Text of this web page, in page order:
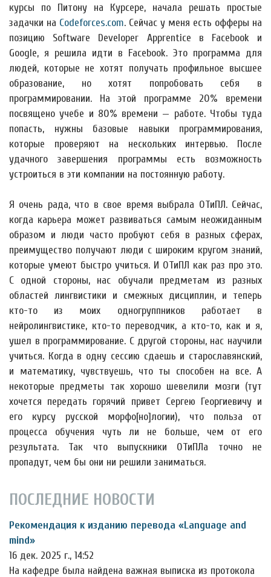
курсы по Питону на Курсере, начала решать простые
задачки на Codeforces.com. Сейчас у меня есть офферы на
позицию Software Developer Apprentice в Facebook и
Google, я решила идти в Facebook. Это программа для
людей, которые не хотят получать профильное высшее
образование, но хотят попробовать себя в
программировании. На этой программе 20% времени
посвящено учебе и 80% времени — работе. Чтобы туда
попасть, нужны базовые навыки программирования,
которые проверяют на нескольких интервью. После
удачного завершения программы есть возможность
устроиться в эти компании на постоянную работу.
Я очень рада, что в свое время выбрала ОТиПЛ. Сейчас,
когда карьера может развиваться самым неожиданным
образом и люди часто пробуют себя в разных сферах,
преимущество получают люди с широким кругом знаний,
которые умеют быстро учиться. И ОТиПЛ как раз про это.
С одной стороны, нас обучали предметам из разных
областей лингвистики и смежных дисциплин, и теперь
кто-то из моих одногруппников работает в
нейролингвистике, кто-то переводчик, а кто-то, как и я,
ушел в программирование. С другой стороны, нас научили
учиться. Когда в одну сессию сдаешь и старославянский,
и математику, чувствуешь, что ты способен на все. А
некоторые предметы так хорошо шевелили мозги (тут
хочется передать горячий привет Сергею Георгиевичу и
его курсу русской морфо[но]логии), что польза от
процесса обучения чуть ли не больше, чем от его
результата. Так что выпускники ОТиПЛа точно не
пропадут, чем бы они ни решили заниматься.
ПОСЛЕДНИЕ НОВОСТИ
Рекомендация к изданию перевода «Language and
mind»
16 дек. 2025 г., 14:52
На кафедре была найдена важная выписка из протокола